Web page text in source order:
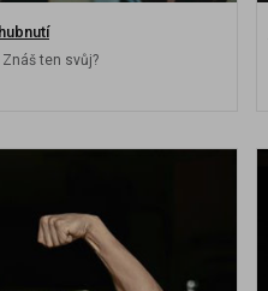
ten svůj?